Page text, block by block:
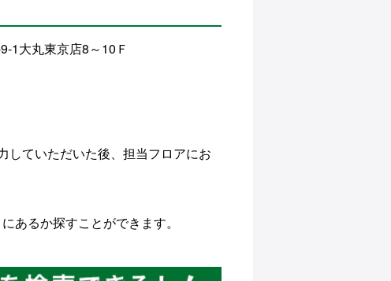
1大丸東京店8～10Ｆ
していただいた後、担当フロアにお
あるか探すことができます。